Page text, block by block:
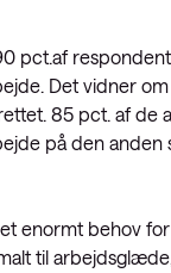
pct.af
Det vidner
85 pct. af de
på den anden
enormt behov
til